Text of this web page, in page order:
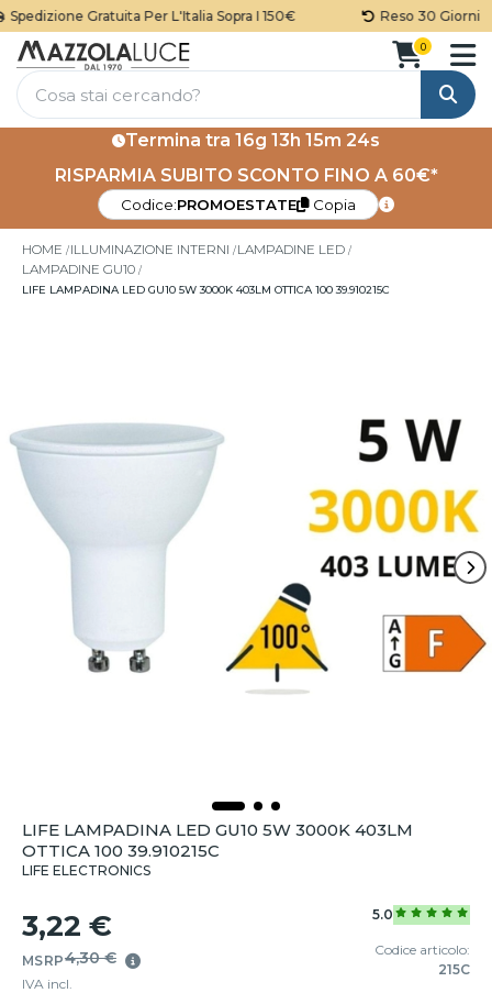
Gratuita Per L'Italia Sopra I 150€ Reso 30 Giorni
Cerca
0
Termina tra 16g 13h 15m 24s
RISPARMIA SUBITO SCONTO FINO A 60€*
Codice:PROMOESTATE Copia
HOME ILLUMINAZIONE INTERNI LAMPADINE LED
LAMPADINE GU10
LIFE LAMPADINA LED GU10 5W 3000K 403LM OTTICA 100 39.910215C
LIFE LAMPADINA LED GU10 5W 3000K 403LM
OTTICA 100 39.910215C
LIFE ELECTRONICS
3,22 €
MSRP4,30 €
IVA incl.
5.0
Codice articolo:
215C